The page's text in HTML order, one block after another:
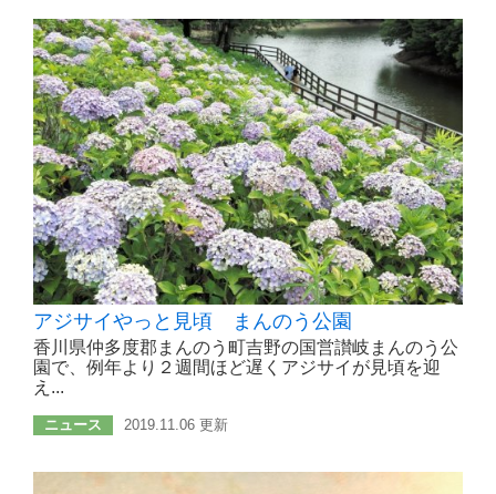
アジサイやっと見頃 まんのう公園
香川県仲多度郡まんのう町吉野の国営讃岐まんのう公
園で、例年より２週間ほど遅くアジサイが見頃を迎
え...
ニュース 2019.11.06 更新